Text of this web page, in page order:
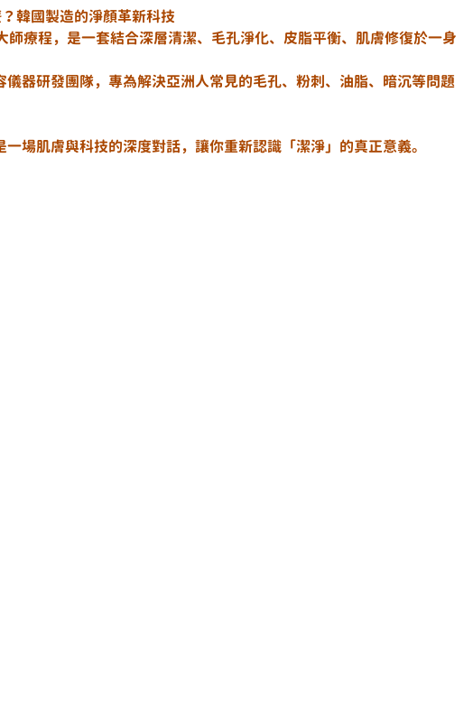
韓國製造的淨顏革新科技
師療程，是一套結合深層清潔、毛孔淨化、皮脂平衡、肌膚修復於一身
儀器研發團隊，專為解決亞洲人常見的毛孔、粉刺、油脂、暗沉等問題
場肌膚與科技的深度對話，讓你重新認識「潔淨」的真正意義。